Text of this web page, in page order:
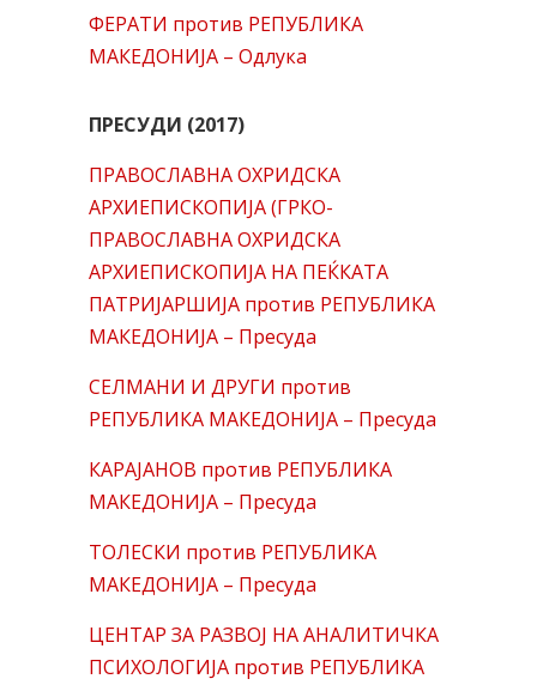
ФЕРАТИ против РЕПУБЛИКА
МАКЕДОНИЈА – Одлука
ПРЕСУДИ (2017)
ПРАВОСЛАВНА ОХРИДСКА
АРХИЕПИСКОПИЈА (ГРКО-
ПРАВОСЛАВНА ОХРИДСКА
АРХИЕПИСКОПИЈА НА ПЕЌКАТА
ПАТРИЈАРШИЈA против РЕПУБЛИКА
МАКЕДОНИЈА – Пресуда
СЕЛМАНИ И ДРУГИ против
РЕПУБЛИКА МАКЕДОНИЈА – Пресуда
КАРАЈАНОВ против РЕПУБЛИКА
МАКЕДОНИЈА – Пресуда
ТОЛЕСКИ против РЕПУБЛИКА
МАКЕДОНИЈА – Пресуда
ЦЕНТАР ЗА РАЗВОЈ НА АНАЛИТИЧКА
ПСИХОЛОГИЈА против РЕПУБЛИКА